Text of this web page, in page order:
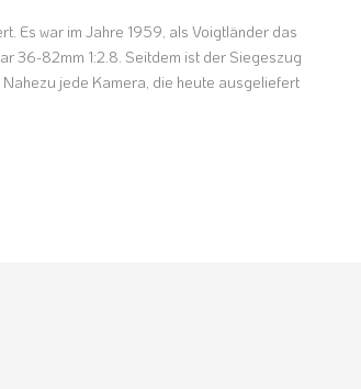
Es war im Jahre 1959, als Voigtländer das
36-82mm 1:2.8. Seitdem ist der Siegeszug
jede Kamera, die heute ausgeliefert